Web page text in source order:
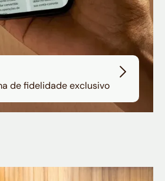
de fidelidade exclusivo